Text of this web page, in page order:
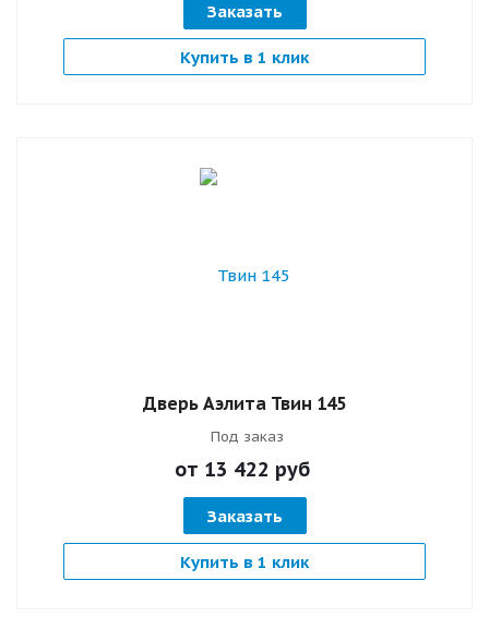
Заказать
Купить в 1 клик
Дверь Аэлита Твин 145
Под заказ
от 13 422 руб
Заказать
Купить в 1 клик